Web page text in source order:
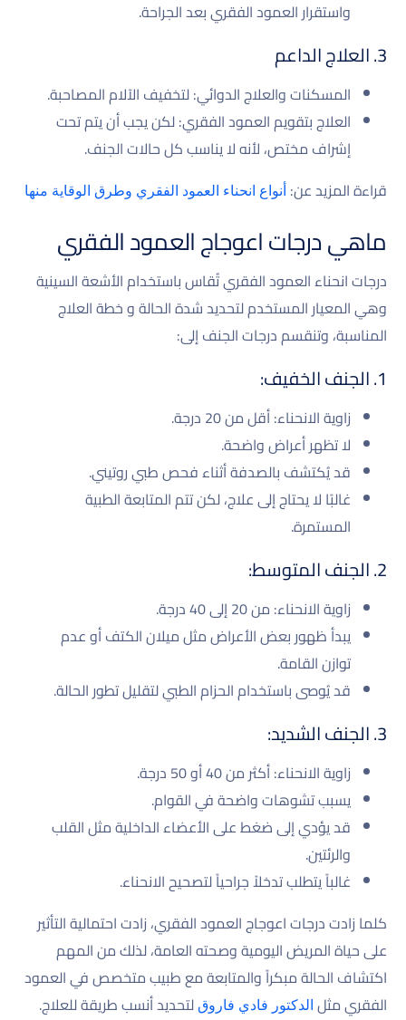
واستقرار العمود الفقري بعد الجراحة.
3. العلاج الداعم
المسكنات والعلاج الدوائي: لتخفيف الآلام المصاحبة.
العلاج بتقويم العمود الفقري: لكن يجب أن يتم تحت
إشراف مختص، لأنه لا يناسب كل حالات الجنف.
قراءة المزيد عن: أنواع انحناء العمود الفقري وطرق الوقاية منها
ماهي درجات اعوجاج العمود الفقري
درجات انحناء العمود الفقري تُقاس باستخدام الأشعة السينية
وهي المعيار المستخدم لتحديد شدة الحالة و خطة العلاج
المناسبة، وتنقسم درجات الجنف إلى:
1. الجنف الخفيف:
زاوية الانحناء: أقل من 20 درجة.
لا تظهر أعراض واضحة.
قد يُكتشف بالصدفة أثناء فحص طبي روتيني.
غالبًا لا يحتاج إلى علاج، لكن تتم المتابعة الطبية
المستمرة.
2. الجنف المتوسط:
زاوية الانحناء: من 20 إلى 40 درجة.
يبدأ ظهور بعض الأعراض مثل ميلان الكتف أو عدم
توازن القامة.
قد يُوصى باستخدام الحزام الطبي لتقليل تطور الحالة.
3. الجنف الشديد:
زاوية الانحناء: أكثر من 40 أو 50 درجة.
يسبب تشوهات واضحة في القوام.
قد يؤدي إلى ضغط على الأعضاء الداخلية مثل القلب
والرئتين.
غالباً يتطلب تدخلاً جراحياً لتصحيح الانحناء.
كلما زادت درجات اعوجاج العمود الفقري، زادت احتمالية التأثير
على حياة المريض اليومية وصحته العامة، لذلك من المهم
اكتشاف الحالة مبكراً والمتابعة مع طبيب متخصص في العمود
الفقري مثل الدكتور فادي فاروق لتحديد أنسب طريقة للعلاج.